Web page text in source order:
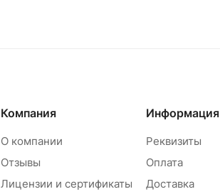
Компания
О компании
Отзывы
Лицензии и сертификаты
Информация
Реквизиты
Оплата
Доставка